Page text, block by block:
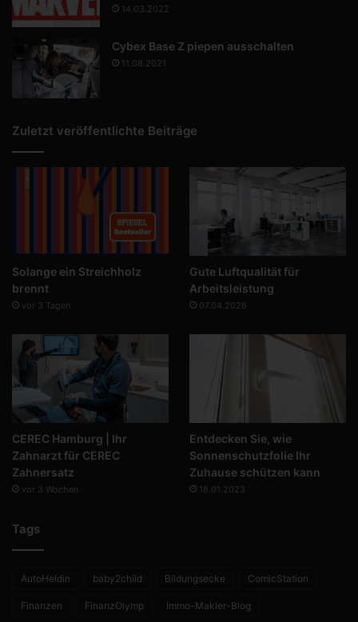
14.03.2022
Cybex Base Z piepen ausschalten
11.08.2021
Zuletzt veröffentlichte Beiträge
Solange ein Streichholz
brennt
vor 3 Tagen
Gute Luftqualität für
Arbeitsleistung
07.04.2026
CEREC Hamburg | Ihr
Zahnarzt für CEREC
Zahnersatz
vor 3 Wochen
Entdecken Sie, wie
Sonnenschutzfolie Ihr
Zuhause schützen kann
18.01.2023
Tags
AutoHeldin baby2child Bildungsecke ComicStation
Finanzen FinanzOlymp Immo-Makler-Blog